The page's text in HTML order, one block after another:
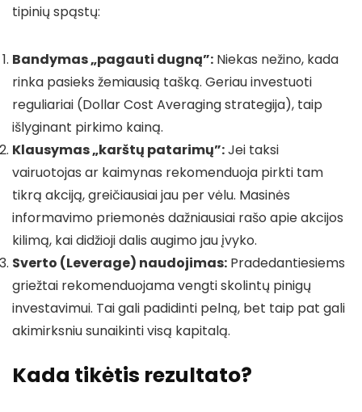
tipinių spąstų:
Bandymas „pagauti dugną”: Niekas nežino, kada
rinka pasieks žemiausią tašką. Geriau investuoti
reguliariai (Dollar Cost Averaging strategija), taip
išlyginant pirkimo kainą.
Klausymas „karštų patarimų”:Jei taksi
vairuotojas ar kaimynas rekomenduoja pirkti tam
tikrą akciją, greičiausiai jau per vėlu. Masinės
informavimo priemonės dažniausiai rašo apie akcijos
kilimą, kai didžioji dalis augimo jau įvyko.
Sverto (Leverage) naudojimas: Pradedantiesiems
griežtai rekomenduojama vengti skolintų pinigų
investavimui. Tai gali padidinti pelną, bet taip pat gali
akimirksniu sunaikinti visą kapitalą.
Kada tikėtis rezultato?